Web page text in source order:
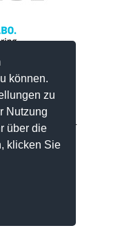
können.
zu
Nutzung
über die
klicken Sie
vorbehalten.
Sitemap